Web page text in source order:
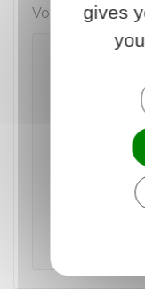
Vous pouvez
la vente de
Permet de
contrat
gives